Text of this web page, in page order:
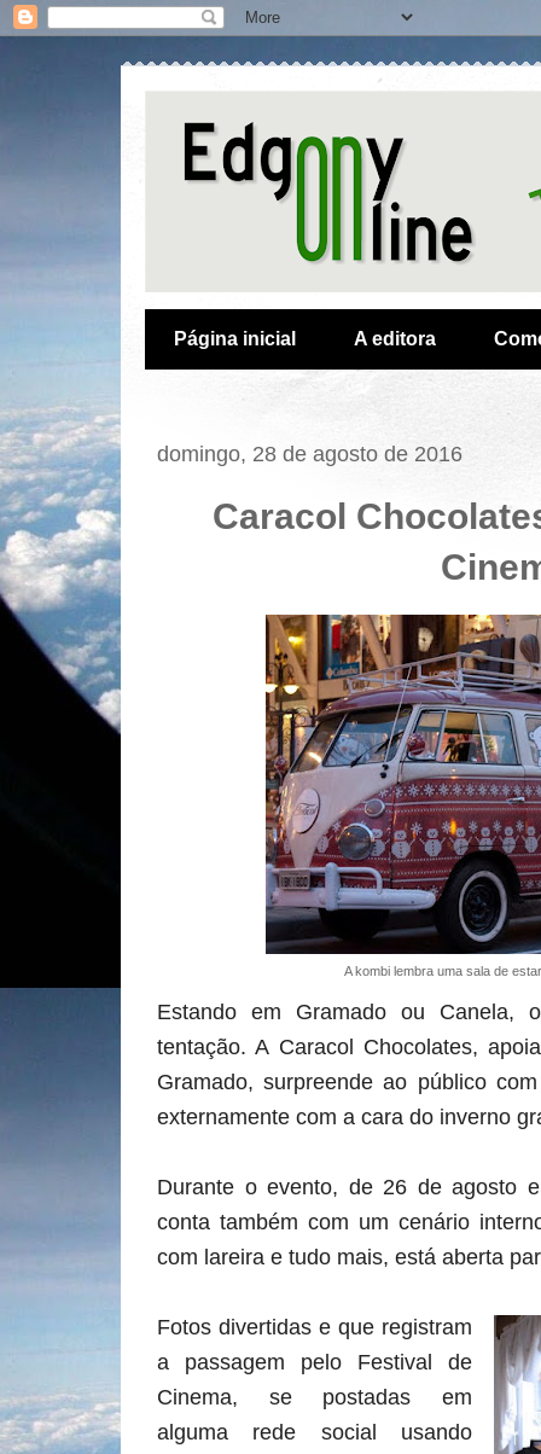
Página inicial A editora
domingo, 28 de agosto de 2016
Caracol
A kombi lembra uma sala de
Estando em Gramado ou Canela,
tentação. A Caracol Chocolates,
Gramado, surpreende ao público
externamente com a cara do inverno
Durante o evento, de 26 de agosto
conta também com um cenário
com lareira e tudo mais, está aberta
Fotos divertidas e que registram
a passagem pelo Festival de
Cinema, se postadas em
alguma rede social usando